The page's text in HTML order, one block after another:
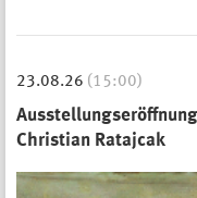
23.08.26 (15:00)
Christian Ratajcak